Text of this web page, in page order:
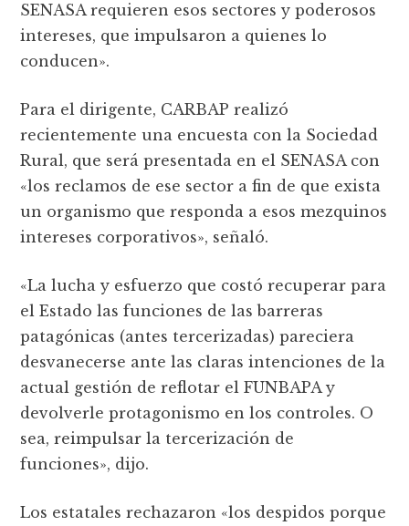
SENASA requieren esos sectores y poderosos
intereses, que impulsaron a quienes lo
conducen».
Para el dirigente, CARBAP realizó
recientemente una encuesta con la Sociedad
Rural, que será presentada en el SENASA con
«los reclamos de ese sector a fin de que exista
un organismo que responda a esos mezquinos
intereses corporativos», señaló.
«La lucha y esfuerzo que costó recuperar para
el Estado las funciones de las barreras
patagónicas (antes tercerizadas) pareciera
desvanecerse ante las claras intenciones de la
actual gestión de reflotar el FUNBAPA y
devolverle protagonismo en los controles. O
sea, reimpulsar la tercerización de
funciones», dijo.
Los estatales rechazaron «los despidos porque